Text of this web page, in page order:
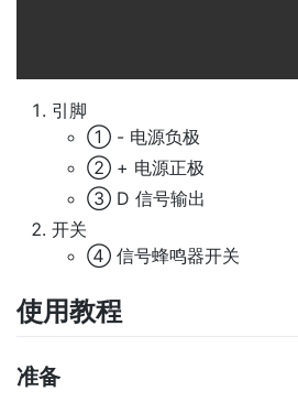
引脚
① - 电源负极
② + 电源正极
③ D 信号输出
开关
④ 信号蜂鸣器开关
使用教程
准备